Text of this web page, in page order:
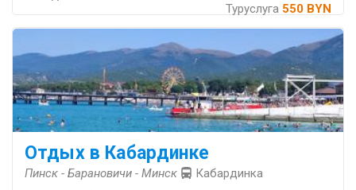
Туруслуга 550 BYN
Отдых в Кабардинке
Пинск - Барановичи - Минск Кабардинка